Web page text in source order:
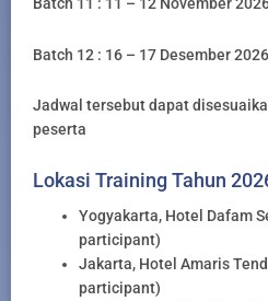
Batch 11 : 11 – 12 November
Batch 12 : 16 – 17 Desember 2026
Jadwal tersebut dapat
peserta
Lokasi Training Tahun
Yogyakarta, Hotel Dafam
participant)
Jakarta, Hotel Amaris
participant)